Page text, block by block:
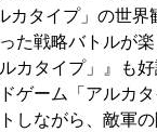
カタイプ」の世界
た戦略バトルが
カタイプ」』も好
ゲーム「アルカ
しながら、敵軍